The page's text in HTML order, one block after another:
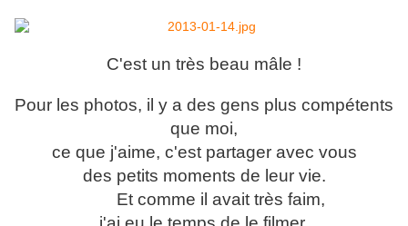
C'est un très beau mâle !
Pour les photos, il y a des gens plus compétents
que moi,
ce que j'aime, c'est partager avec vous
des petits moments de leur vie.
Et comme il avait très faim,